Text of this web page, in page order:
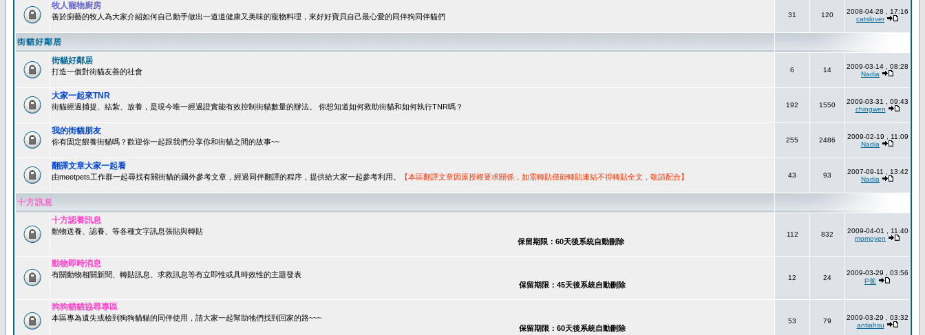
牧人寵物廚房
善於廚藝的牧人為大家介紹如何自己動手做出一道道健康又美味的寵物料理，來好好寶貝自己最心愛的同伴狗同伴貓們 31 120
2008-04-28 , 17:16
catslover
街貓好鄰居
街貓好鄰居
打造一個對街貓友善的社會 6 14
2009-03-14 , 08:28
Nadia
大家一起來TNR
街貓經過捕捉、結紮、放養，是現今唯一經過證實能有效控制街貓數量的辦法。 你想知道如何救助街貓和如何執行TNR嗎？ 192 1550
2009-03-31 , 09:43
chingwen
我的街貓朋友
你有固定餵養街貓嗎？歡迎你一起跟我們分享你和街貓之間的故事~~ 255 2486
2009-02-19 , 11:09
Nadia
翻譯文章大家一起看
由meetpets工作群一起尋找有關街貓的國外參考文章，經過同伴翻譯的程序，提供給大家一起參考利用。 【本區翻譯文章因原授權要求關係，如需轉貼僅能轉貼連結不得轉貼全文，敬請配合】 43 93
2007-09-11 , 13:42
Nadia
十方訊息
十方認養訊息
動物送養、認養、等各種文字訊息張貼與轉貼
保留期限：60天後系統自動刪除
112 832
2009-04-01 , 11:40
momoyen
動物即時消息
有關動物相關新聞、轉貼訊息、求救訊息等有立即性或具時效性的主題發表
保留期限：45天後系統自動刪除
12 24
2009-03-29 , 03:56
P爸
狗狗貓貓協尋專區
本區專為遺失或檢到狗狗貓貓的同伴使用，請大家一起幫助牠們找到回家的路~~~
保留期限：60天後系統自動刪除
53 79
2009-03-29 , 03:32
antiahsu